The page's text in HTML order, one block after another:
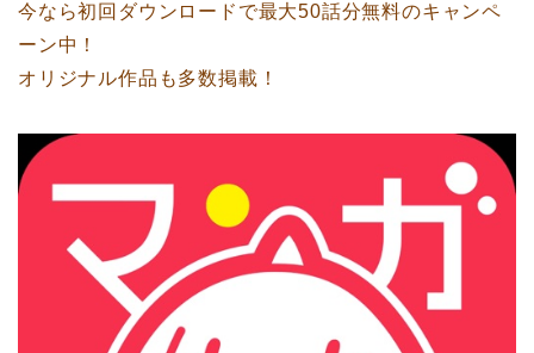
今なら初回ダウンロードで最大50話分無料のキャンペ
ーン中！
オリジナル作品も多数掲載！